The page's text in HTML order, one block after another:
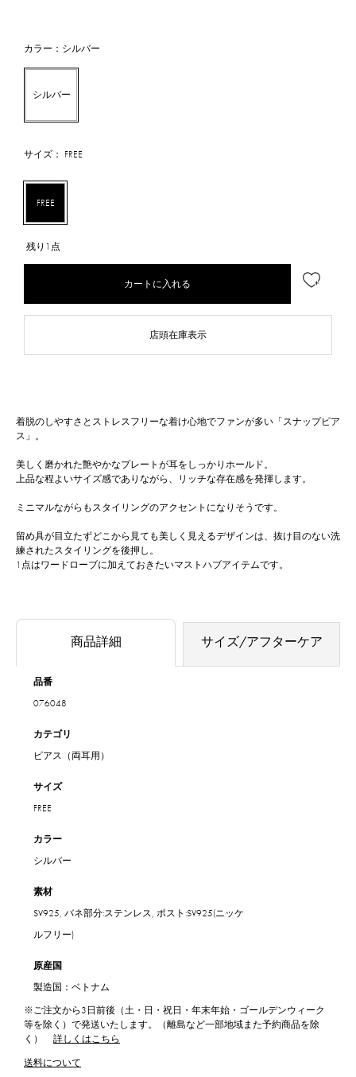
カラー：シルバー
シルバー
サイズ： FREE
FREE
残り1点
カートに入れる
店頭在庫表示
着脱のしやすさとストレスフリーな着け心地でファンが多い「スナップピア
ス」。
美しく磨かれた艶やかなプレートが耳をしっかりホールド。
上品な程よいサイズ感でありながら、リッチな存在感を発揮します。
ミニマルながらもスタイリングのアクセントになりそうです。
留め具が目立たずどこから見ても美しく見えるデザインは、抜け目のない洗
練されたスタイリングを後押し。
1点はワードローブに加えておきたいマストハブアイテムです。
商品詳細 サイズ/アフターケア
品番
076048
カテゴリ
ピアス（両耳用）
サイズ
FREE
カラー
シルバー
素材
SV925, バネ部分:ステンレス, ポスト:SV925(ニッケ
ルフリー)
原産国
製造国：ベトナム
※ご注文から3日前後（土・日・祝日・年末年始・ゴールデンウィーク
等を除く）で発送いたします。（離島など一部地域また予約商品を除
く）
詳しくはこちら
送料について